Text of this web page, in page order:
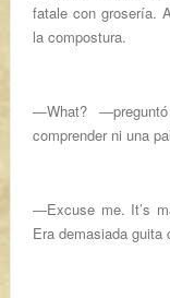
fatale con grosería.
la compostura.
―What?
comprender ni una
―Excuse me. It’s
Era demasiada guita